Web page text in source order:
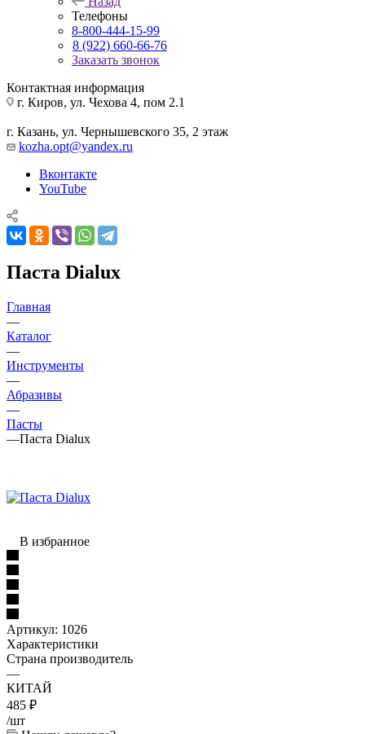
Телефоны
8-800-444-15-99
8 (922) 660-66-76
Заказать звонок
Контактная информация
г. Киров, ул. Чехова 4, пом 2.1
г. Казань, ул. Чернышевского 35, 2 этаж
kozha.opt@yandex.ru
Вконтакте
YouTube
Паста Dialux
Главная
—
Каталог
—
Инструменты
—
Абразивы
—
Пасты
—Паста Dialux
В избранное
Артикул: 1026
Характеристики
Страна производитель
—
КИТАЙ
485 ₽
/шт